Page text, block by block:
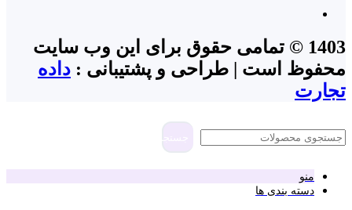
1403 © تمامی حقوق برای این وب سایت
محفوظ است | طراحی و پشتیبانی : داده
تجارت
منو
دسته بندی ها